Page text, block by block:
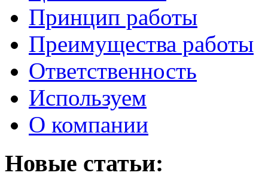
Принцип работы
Преимущества работы
Ответственность
Используем
О компании
Новые статьи: